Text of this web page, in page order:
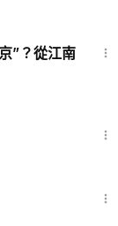
”？從江南